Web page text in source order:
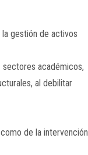
gestión de activos
sectores académicos,
al debilitar
de la intervención